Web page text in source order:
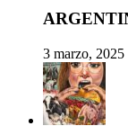
3 marzo, 2025